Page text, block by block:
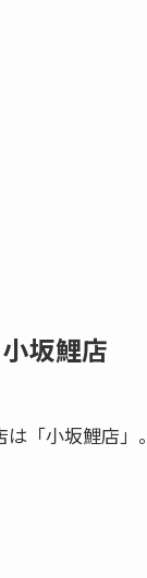
坂鯉店
「小坂鯉店」。